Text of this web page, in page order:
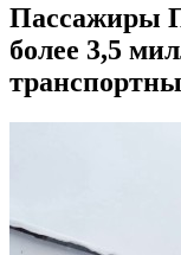
Пассажиры
более 3,5